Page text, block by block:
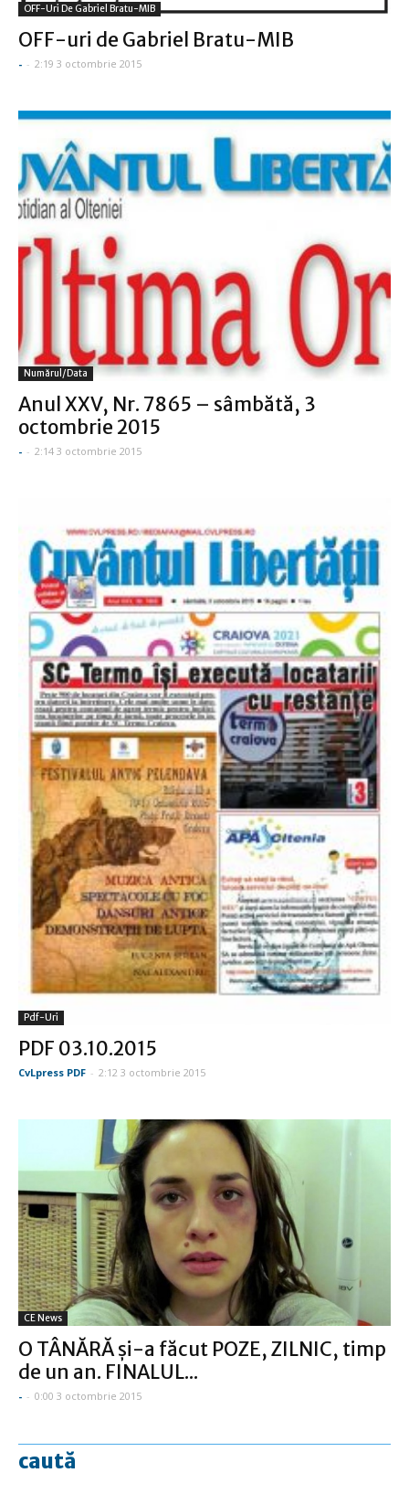
OFF-Uri De Gabriel Bratu-MIB
OFF-uri de Gabriel Bratu-MIB
- - 2:19 3 octombrie 2015
Numărul/data
Anul XXV, Nr. 7865 – sâmbătă, 3
octombrie 2015
- - 2:14 3 octombrie 2015
Pdf-Uri
PDF 03.10.2015
CvLpress PDF - 2:12 3 octombrie 2015
CE News
O TÂNĂRĂ şi-a făcut POZE, ZILNIC, timp
de un an. FINALUL...
- - 0:00 3 octombrie 2015
caută